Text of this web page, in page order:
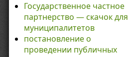
Государственное частное
партнерство — скачок для
муниципалитетов
постановление о
проведении публичных